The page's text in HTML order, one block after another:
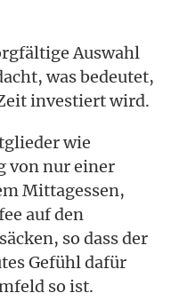
Auswahl
was bedeutet,
investiert wird.
wie
von nur einer
Mittagessen,
auf den
so dass der
Gefühl dafür
so ist.